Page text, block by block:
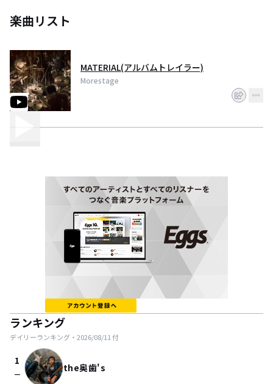
楽曲リスト
MATERIAL(アルバムトレイラー)
Morestage
ランキング
デイリーランキング・ 2026/08/11 付
1
check_indeterminate_small the奥歯's